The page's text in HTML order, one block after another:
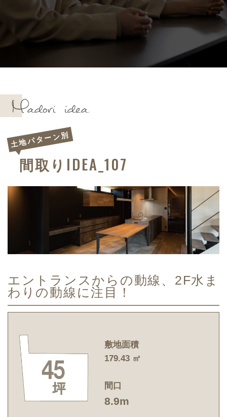
土地パターン別
間取り IDEA_107
エントランスからの動線、2F水ま
わりの動線に注目！
敷地面積
179.43 ㎡
間口
8.9m